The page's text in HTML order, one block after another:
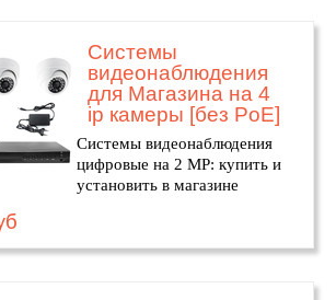
Системы
видеонаблюдения
для Магазина на 4
ip камеры [без PoE]
Системы видеонаблюдения
цифровые на 2 MP: купить и
установить в магазине